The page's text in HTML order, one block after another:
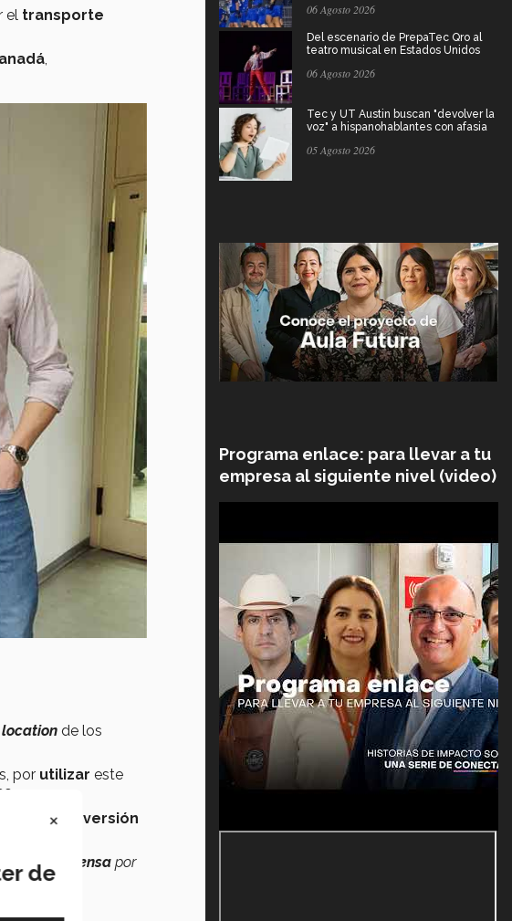
el transporte
de los
por utilizar este
con una versión
te recompensa por
06 Agosto 2026
Del escenario de PrepaTec Qro al
teatro musical en Estados Unidos
06 Agosto 2026
Tec y UT Austin buscan "devolver la
voz" a hispanohablantes con afasia
05 Agosto 2026
Programa enlace: para llevar a tu
empresa al siguiente nivel (video)
×
de